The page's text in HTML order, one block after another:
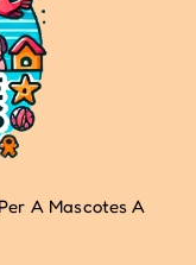
A Mascotes A